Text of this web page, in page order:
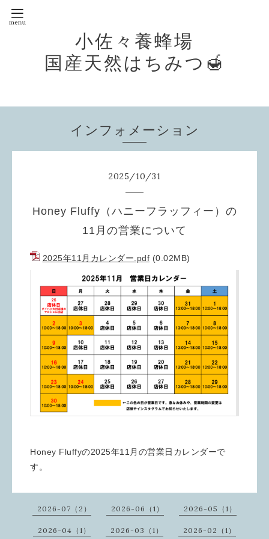
小佐々養蜂場
国産天然はちみつ🍯
インフォメーション
2025/10/31
Honey Fluffy（ハニーフラッフィー）の
11月の営業について
2025年11月カレンダー.pdf (0.02MB)
Honey Fluffyの2025年11月の営業日カレンダーで
す。
2026-07（2） 2026-06（1） 2026-05（1）
2026-04（1） 2026-03（1） 2026-02（1）